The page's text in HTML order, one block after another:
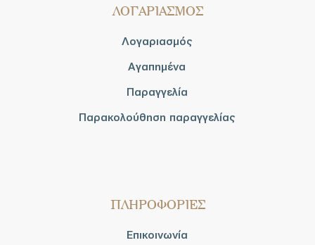
ΛΟΓΑΡΙΑΣΜΟΣ
Λογαριασμός
Αγαπημένα
Παραγγελία
Παρακολούθηση παραγγελίας
ΠΛΗΡΟΦΟΡΙΕΣ
Επικοινωνία